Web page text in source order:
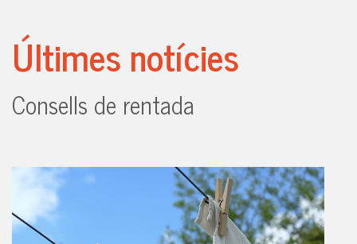
Últimes notícies
Consells de rentada